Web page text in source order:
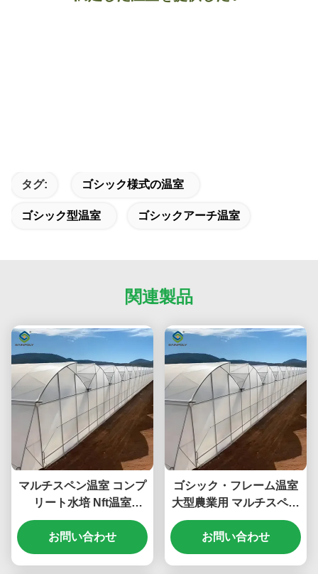
タグ: ゴシック様式の温室
ゴシック型温室 ゴシックアーチ温室
関連製品
マルチスペン温室 コンプ
リート水培 Nft温室
6.0~12.0m スパン
お問い合わせ
ゴシック・フレーム温室
大型農業用 マルチスペン
プラスチックフィルム温
室
お問い合わせ